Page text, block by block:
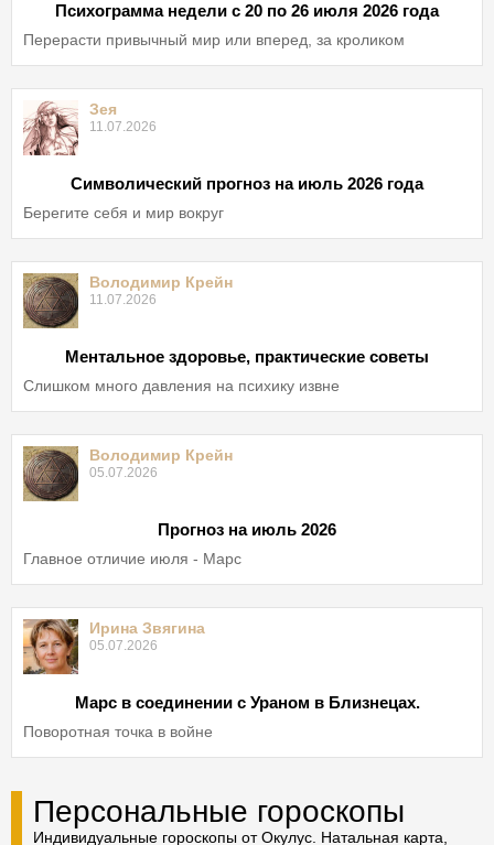
Психограмма недели с 20 по 26 июля 2026 года
Перерасти привычный мир или вперед, за кроликом
Зея
11.07.2026
Символический прогноз на июль 2026 года
Берегите себя и мир вокруг
Володимир Крейн
11.07.2026
Ментальное здоровье, практические советы
Слишком много давления на психику извне
Володимир Крейн
05.07.2026
Прогноз на июль 2026
Главное отличие июля - Марс
Ирина Звягина
05.07.2026
Марс в соединении с Ураном в Близнецах.
Поворотная точка в войне
Персональные гороскопы
Индивидуальные гороскопы от Окулус. Натальная карта,